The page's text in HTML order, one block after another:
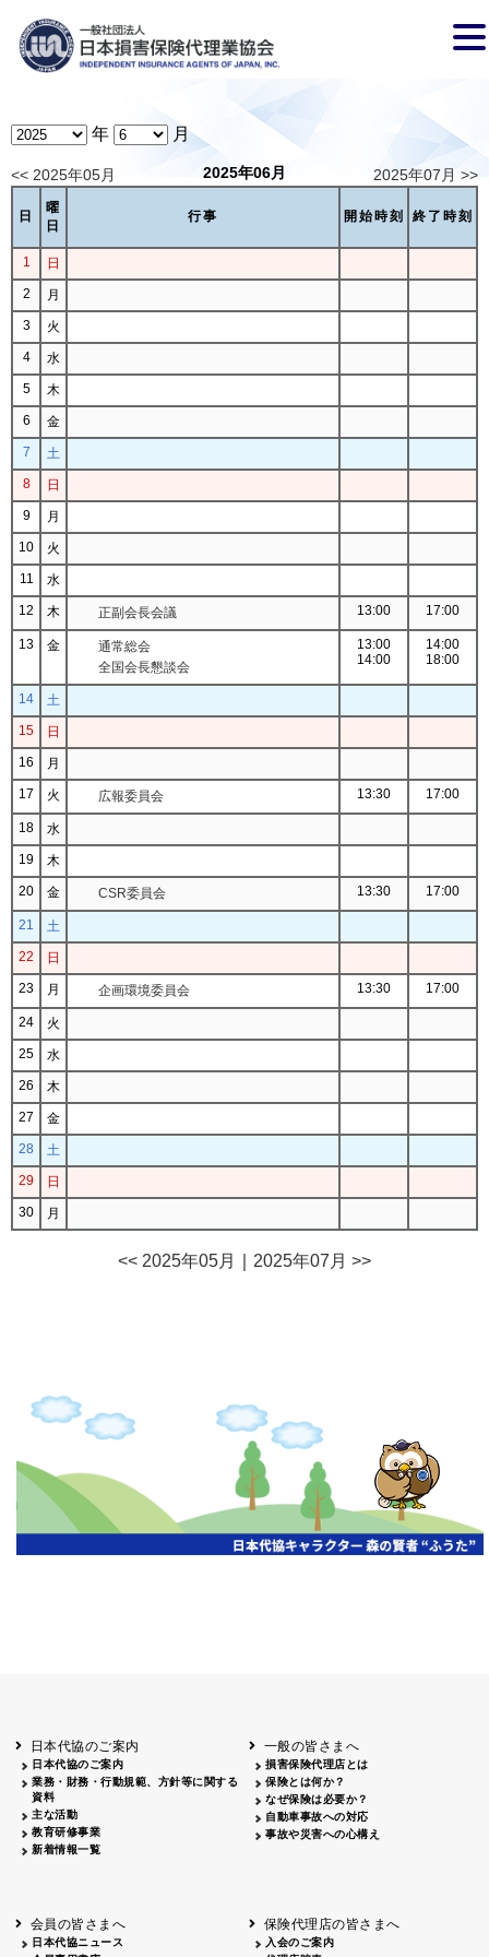
年 月
<< 2025年05月 2025年07月 >>
2025年06月
日
曜
日
行事 開始時刻 終了時刻
1
日
2
月
3
火
4
水
5
木
6
金
7
土
8
日
9
月
10
火
11
水
12
木 正副会長会議 13:00 17:00
13 金
通常総会
全国会長懇談会
13:00
14:00
14:00
18:00
14
土
15
日
16
月
17
火 広報委員会 13:30 17:00
18
水
19
木
20
金 CSR委員会 13:30 17:00
21
土
22
日
23
月 企画環境委員会 13:30 17:00
24
火
25
水
26
木
27
金
28
土
29
日
30
月
<< 2025年05月 2025年07月 >>
日本代協のご案内
日本代協のご案内
業務・財務・行動規範、方針等に関する
資料
主な活動
教育研修事業
新着情報一覧
一般の皆さまへ
損害保険代理店とは
保険とは何か？
なぜ保険は必要か？
自動車事故への対応
事故や災害への心構え
会員の皆さまへ
日本代協ニュース
保険代理店の皆さまへ
入会のご案内